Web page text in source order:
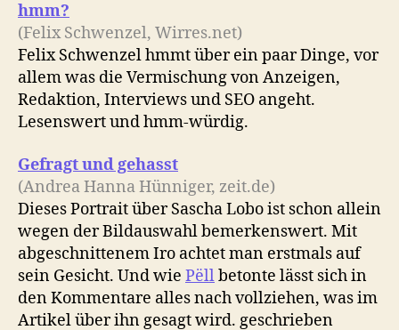
hmm?
(Felix Schwenzel, Wirres.net)
Felix Schwenzel hmmt über ein paar Dinge, vor
allem was die Vermischung von Anzeigen,
Redaktion, Interviews und SEO angeht.
Lesenswert und hmm-würdig.
Gefragt und gehasst
(Andrea Hanna Hünniger, zeit.de)
Dieses Portrait über Sascha Lobo ist schon allein
wegen der Bildauswahl bemerkenswert. Mit
abgeschnittenem Iro achtet man erstmals auf
sein Gesicht. Und wie Pëllbetonte lässt sich in
den Kommentare alles nach vollziehen, was im
Artikel über ihn gesagt wird. geschrieben